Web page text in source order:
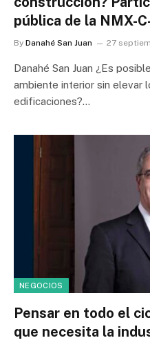
pública de la NMX-
By Danahé San Juan 27
Danahé San Juan ¿Es
ambiente interior sin elevar
edificaciones?…
NEGOCIOS
Pensar en todo el
que necesita la